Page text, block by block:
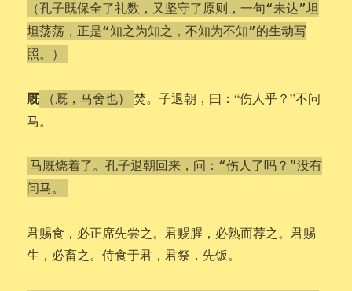
（孔子既保全了礼数，又坚守了原则，一句“未达”坦
坦荡荡，正是“知之为知之，不知为不知”的生动写
照。）
厩 （厩，马舍也）
焚。子退朝，曰：“伤人乎？”不问
马。
马厩烧着了。孔子退朝回来，问：“伤人了吗？”没有
问马。
君赐食，必正席先尝之。君赐腥，必熟而荐之。君赐
生，必畜之。侍食于君，君祭，先饭。